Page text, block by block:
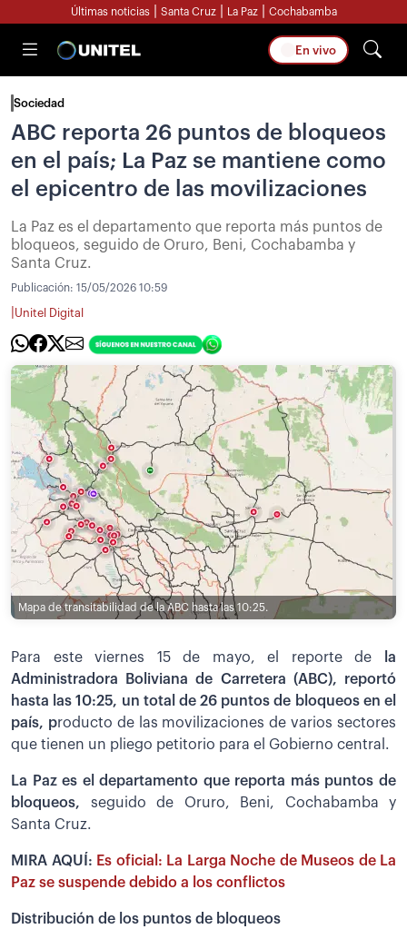
Últimas noticias Santa Cruz La Paz Cochabamba
En vivo
Sociedad
ABC reporta 26 puntos de bloqueos
en el país; La Paz se mantiene como
el epicentro de las movilizaciones
La Paz es el departamento que reporta más puntos de
bloqueos, seguido de Oruro, Beni, Cochabamba y
Santa Cruz.
Publicación: 15/05/2026 10:59
Unitel Digital
Mapa de transitabilidad de la ABC hasta las 10:25.
Para este viernes 15 de mayo, el reporte de la
Administradora Boliviana de Carretera (ABC), reportó
hasta las 10:25, un total de 26 puntos de bloqueos en el
país, producto de las movilizaciones de varios sectores
que tienen un pliego petitorio para el Gobierno central.
La Paz es el departamento que reporta más puntos de
bloqueos, seguido de Oruro, Beni, Cochabamba y
Santa Cruz.
MIRA AQUÍ: Es oficial: La Larga Noche de Museos de La
Paz se suspende debido a los conflictos
Distribución de los puntos de bloqueos